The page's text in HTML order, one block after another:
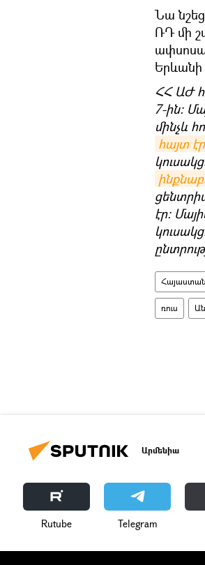
Նա
ՌԴ մի
Երևանի
ՀՀ ԱԺ
7-ին։
մինչև
հայտ
էր։
Հայաստան
ռուս
Արմենիա
Rutube Telegram